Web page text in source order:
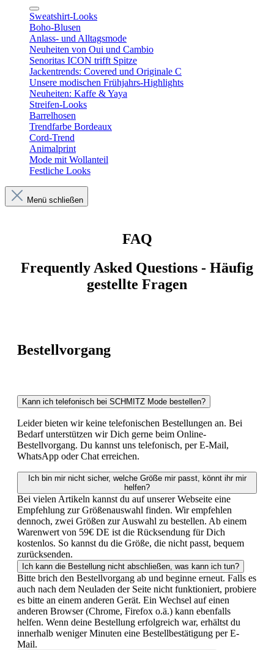
Sweatshirt-Looks
Boho-Blusen
Anlass- und Alltagsmode
Neuheiten von Oui und Cambio
Senoritas ICON trifft Spitze
Jackentrends: Covered und Originale C
Unsere modischen Frühjahrs-Highlights
Neuheiten: Kaffe & Yaya
Streifen-Looks
Barrelhosen
Trendfarbe Bordeaux
Cord-Trend
Animalprint
Mode mit Wollanteil
Festliche Looks
Menü schließen
FAQ
Frequently Asked Questions - Häufig
gestellte Fragen
Bestellvorgang
Kann ich telefonisch bei SCHMITZ Mode bestellen?
Leider bieten wir keine telefonischen Bestellungen an. Bei
Bedarf unterstützen wir Dich gerne beim Online-
Bestellvorgang. Du kannst uns telefonisch, per E-Mail,
WhatsApp oder Chat erreichen.
Ich bin mir nicht sicher, welche Größe mir passt, könnt ihr mir
helfen?
Bei vielen Artikeln kannst du auf unserer Webseite eine
Empfehlung zur Größenauswahl finden. Wir empfehlen
dennoch, zwei Größen zur Auswahl zu bestellen. Ab einem
Warenwert von 59€ DE ist die Rücksendung für Dich
kostenlos. So kannst du die Größe, die nicht passt, bequem
zurücksenden.
Ich kann die Bestellung nicht abschließen, was kann ich tun?
Bitte brich den Bestellvorgang ab und beginne erneut. Falls es
auch nach dem Neuladen der Seite nicht funktioniert, probiere
es bitte an einem anderen Gerät. Ein Wechsel auf einen
anderen Browser (Chrome, Firefox o.ä.) kann ebenfalls
helfen. Wenn deine Bestellung erfolgreich war, erhältst du
innerhalb weniger Minuten eine Bestellbestätigung per E-
Mail.